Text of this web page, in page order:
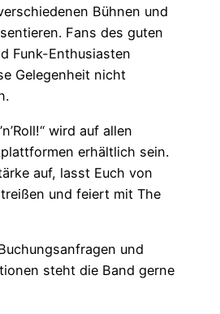
Bühnen und
Fans des guten
Funk-Enthusiasten
Gelegenheit nicht
wird auf allen
erhältlich sein.
auf, lasst Euch von
und feiert mit The
und
steht die Band gerne